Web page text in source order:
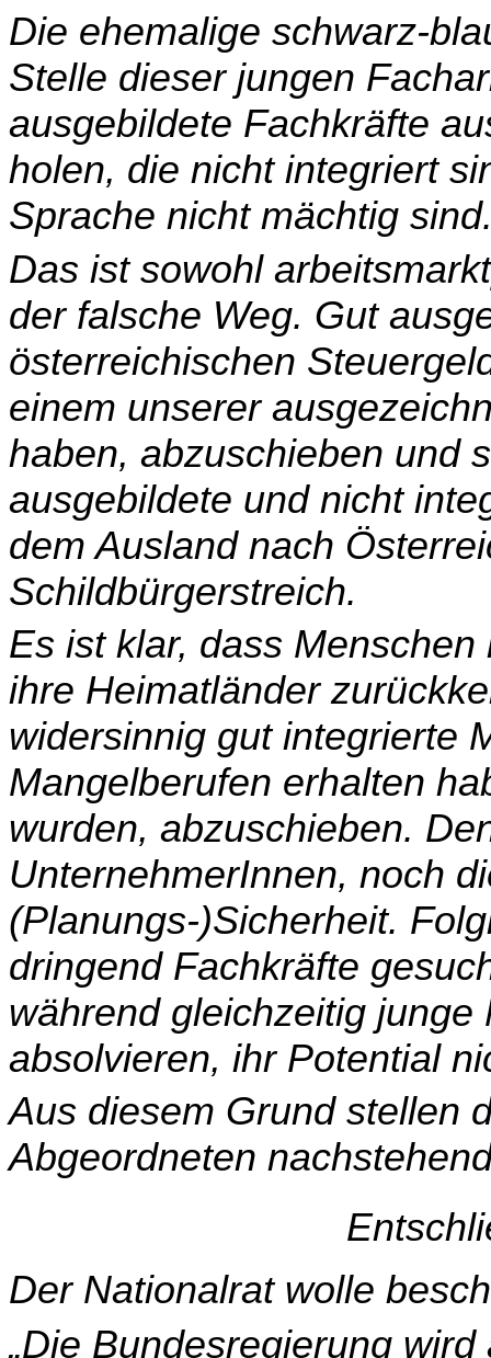
Die ehemalige schwarz-
Stelle dieser jungen
ausgebildete Fachkräfte
ho­len, die nicht integriert
Sprache nicht mächtig
Das ist sowohl
der falsche Weg. Gut
österreichischen
einem unserer
haben, abzuschieben und
ausgebildete und nicht
dem Ausland nach
Schildbürgerstreich.
Es ist klar, dass
ihre Heimatländer
widersinnig gut integrierte
Mangelberufen erhalten
wurden, abzuschie­ben.
UnternehmerInnen, noch
(Planungs-)Sicherheit.
dringend Fachkräfte
während gleichzeitig
absolvieren, ihr Potential
Aus diesem Grund stellen
Abgeordneten
Der Nationalrat wolle
„Die Bundesregierung